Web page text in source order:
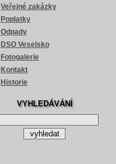
Veřejné zakázky
Poplatky
Odpady
DSO Veselsko
Fotogalerie
Kontakt
Historie
VYHLEDÁVÁNÍ